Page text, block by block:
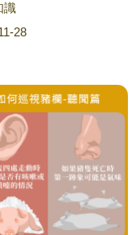
識
28